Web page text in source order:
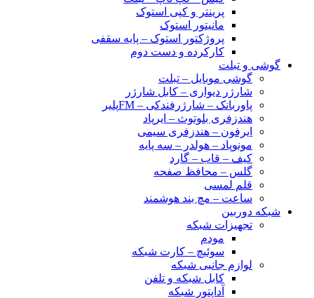
پرینتر و کپی استوک
مانیتور استوک
پروژکتور استوک – پایه سقفی
کارکرده و دست دوم
گوشی و تبلت
گوشی موبایل – تبلت
شارژر دیواری – کابل شارژر
پاوربانک – شارژرفندکی – FMپلیر
هندزفری بلوتوث – ایرپاد
ایرفون – هندزفری سیمی
مونوپاد – هولدر – سه پایه
کیف – قاب – گارد
گلس – محافظ صفحه
قلم لمسی
ساعت – مچ بند هوشمند
شبکه دوربین
تجهیزات شبکه
مودم
سوئیچ – کارت شبکه
لوازم جانبی شبکه
کابل شبکه و تلفن
آداپتور شبکه